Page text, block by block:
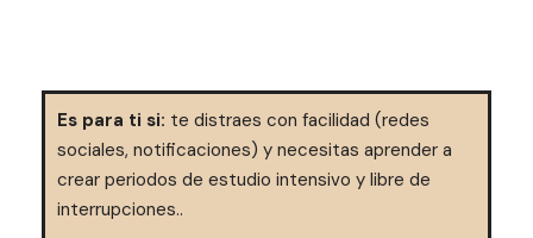
Es para ti si: te distraes con facilidad (redes
sociales, notificaciones) y necesitas aprender a
crear periodos de estudio intensivo y libre de
interrupciones..